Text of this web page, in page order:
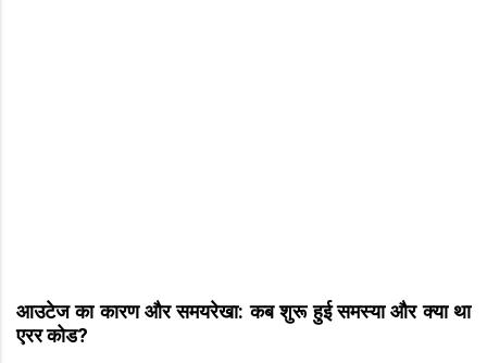
आउटेज का कारण और समयरेखा: कब शुरू हुई समस्या और क्या था
एरर कोड?